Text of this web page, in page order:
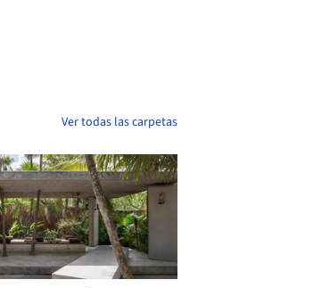
Ver todas las carpetas